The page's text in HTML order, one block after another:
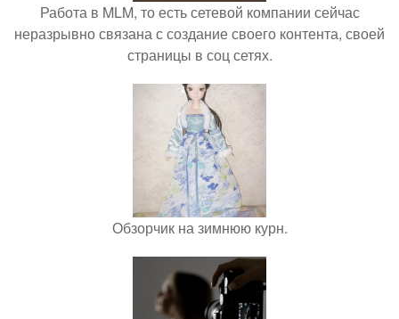
Работа в MLM, то есть сетевой компании сейчас
неразрывно связана с создание своего контента, своей
страницы в соц сетях.
Обзорчик на зимнюю курн.